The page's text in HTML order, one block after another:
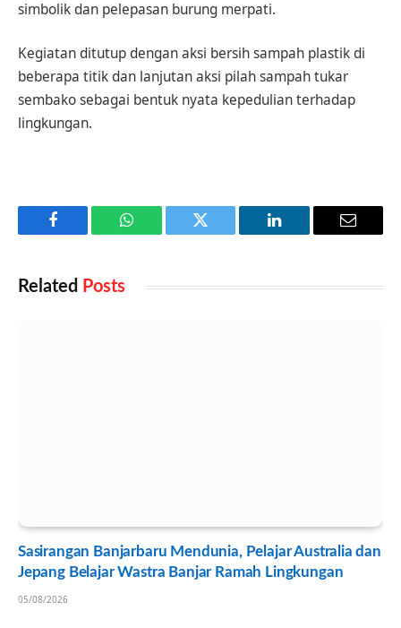
simbolik dan pelepasan burung merpati.
Kegiatan ditutup dengan aksi bersih sampah plastik di
beberapa titik dan lanjutan aksi pilah sampah tukar
sembako sebagai bentuk nyata kepedulian terhadap
lingkungan.
Facebook WhatsApp Twitter LinkedIn Email
Related Posts
Sasirangan Banjarbaru Mendunia, Pelajar Australia dan
Jepang Belajar Wastra Banjar Ramah Lingkungan
05/08/2026